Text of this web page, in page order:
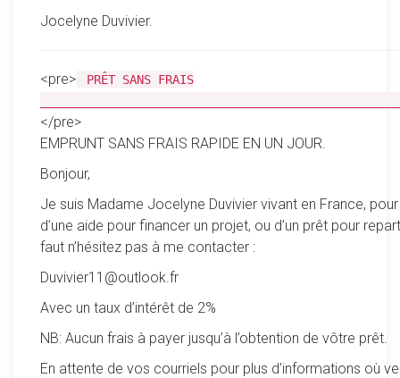
Jocelyne Duvivier.
<pre>
PRÊT SANS FRAIS
</pre>
EMPRUNT SANS FRAIS RAPIDE EN UN JOUR.
Bonjour,
Je suis Madame Jocelyne Duvivier vivant en France,
d’une aide pour financer un projet, ou d’un prêt pour
faut n’hésitez pas à me contacter :
Duvivier11@outlook.fr
Avec un taux d’intérêt de 2%
NB: Aucun frais à payer jusqu’à l’obtention de vôtre prêt.
En attente de vos courriels pour plus d’informations où